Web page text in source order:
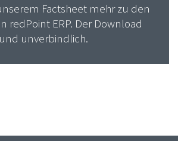
Factsheet mehr zu den
redPoint ERP. Der Download
unverbindlich.